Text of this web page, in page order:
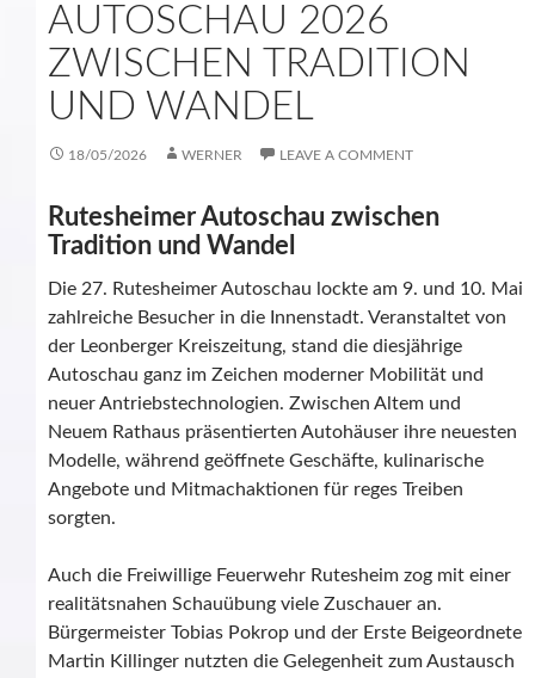
AUTOSCHAU 2026
ZWISCHEN TRADITION
UND WANDEL
18/05/2026 WERNER LEAVE A COMMENT
Rutesheimer Autoschau zwischen
Tradition und Wandel
Die 27. Rutesheimer Autoschau lockte am 9. und 10. Mai
zahlreiche Besucher in die Innenstadt. Veranstaltet von
der Leonberger Kreiszeitung, stand die diesjährige
Autoschau ganz im Zeichen moderner Mobilität und
neuer Antriebstechnologien. Zwischen Altem und
Neuem Rathaus präsentierten Autohäuser ihre neuesten
Modelle, während geöffnete Geschäfte, kulinarische
Angebote und Mitmachaktionen für reges Treiben
sorgten.
Auch die Freiwillige Feuerwehr Rutesheim zog mit einer
realitätsnahen Schauübung viele Zuschauer an.
Bürgermeister Tobias Pokrop und der Erste Beigeordnete
Martin Killinger nutzten die Gelegenheit zum Austausch